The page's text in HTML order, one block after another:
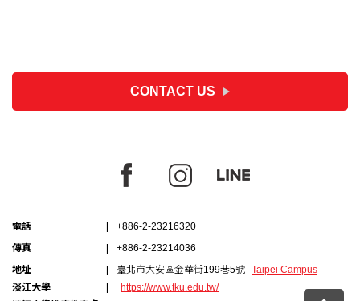
CONTACT US
電話
+886-2-23216320
傳真
+886-2-23214036
地址
臺北市大安區金華街199巷5號 Taipei Campus
淡江大學
https://www.tku.edu.tw/